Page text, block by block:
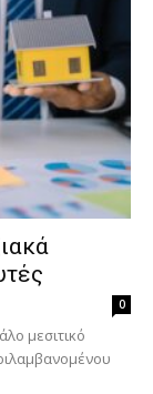
0
μεσιτικό